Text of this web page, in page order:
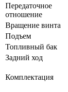
Передаточное
отношение
Вращение винта
Подъем
Топливный бак
Задний ход
Комплектация